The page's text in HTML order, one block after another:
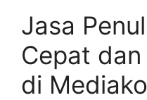
Jasa
Cepat
di